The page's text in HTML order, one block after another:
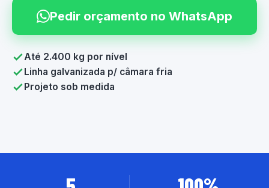
Pedir orçamento no WhatsApp
Até 2.400 kg por nível
Linha galvanizada p/ câmara fria
Projeto sob medida